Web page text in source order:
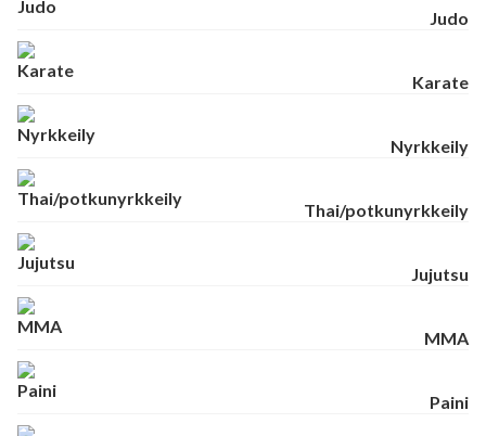
Judo
Karate
Nyrkkeily
Thai/potkunyrkkeily
Jujutsu
MMA
Paini